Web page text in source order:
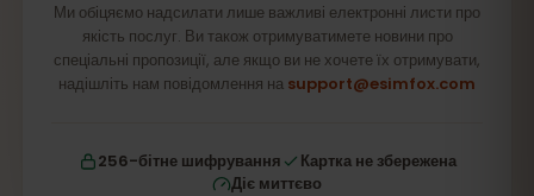
Ми обіцяємо надсилати лише важливі електронні листи про
якість послуг. Ви також отримуватимете новини про
спеціальні пропозиції, але якщо ви не хочете їх отримувати,
надішліть нам повідомлення на support@esimfox.com
256-бітне шифрування
Картка не збережена
Діє миттєво